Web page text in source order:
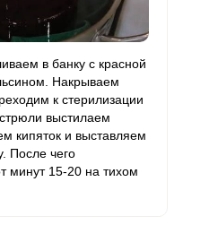
в банку с красной
Накрываем
к стерилизации
выстилаем
кипяток и выставляем
После чего
минут 15-20 на тихом